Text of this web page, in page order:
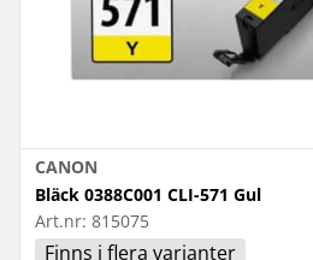
CANON
Bläck 0388C001 CLI-571 Gul
Art.nr: 815075
Finns i flera varianter